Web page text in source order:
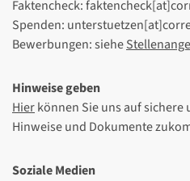
Faktencheck:
Spenden:
Bewerbungen: siehe
Hinweise geben
Hierkönnen Sie uns auf sichere
Hinweise und Dokumente
Soziale Medien